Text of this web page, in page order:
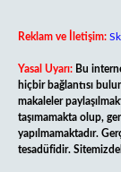
Reklam ve İletişim:
Yasal Uyarı: Bu
hiçbir bağlantısı
makaleler
taşımamakta olup,
yapılmamaktadır.
tesadüfidir.